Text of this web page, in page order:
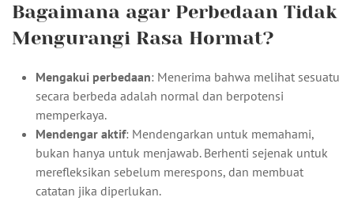
Bagaimana agar Perbedaan Tidak
Mengurangi Rasa Hormat?
Mengakui perbedaan: Menerima bahwa melihat sesuatu
secara berbeda adalah normal dan berpotensi
memperkaya.
Mendengar aktif: Mendengarkan untuk memahami,
bukan hanya untuk menjawab. Berhenti sejenak untuk
merefleksikan sebelum merespons, dan membuat
catatan jika diperlukan.